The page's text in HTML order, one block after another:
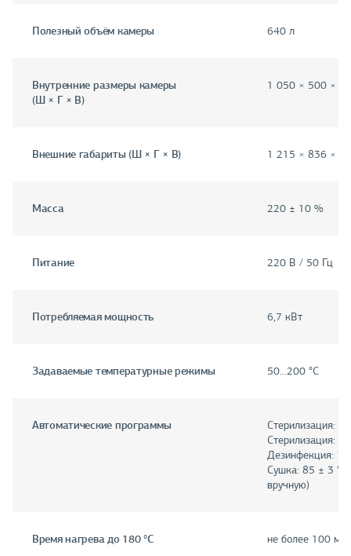
Полезный объём камеры 640 л
Внутренние размеры камеры
(Ш × Г × В)
1 050 × 500 × 1
Внешние габариты (Ш × Г × В) 1 215 × 836 × 1
Масса 220 ± 10 %
Питание 220 В / 50 Гц
Потребляемая мощность 6,7 кВт
Задаваемые температурные режимы 50…200 °C
Автоматические программы
Стерилизация:
Стерилизация:
Дезинфекция:
Сушка: 85 ± 3 °C
вручную)
Время нагрева до 180 °C не более 100 мин